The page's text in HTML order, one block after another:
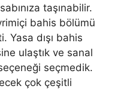
taşınabilir.
bahis bölümü
Yasa dışı bahis
ulaştık ve sanal
seçmedik.
çok çeşitli